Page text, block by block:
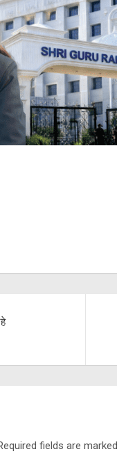
fields are marked